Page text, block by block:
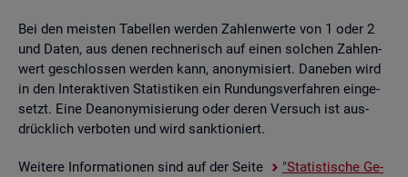
Bei den meis­ten Ta­bel­len wer­den Zah­len­wer­te von 1 oder 2
und Daten, aus denen rech­ne­risch auf einen sol­chen Zah­len­
wert ge­schlos­sen wer­den kann, an­ony­mi­siert. Da­ne­ben wird
in den In­ter­ak­ti­ven Sta­tis­ti­ken ein Run­dungs­ver­fah­ren ein­ge­
setzt. Eine De­an­ony­mi­sie­rung oder deren Ver­such ist aus­
drück­lich ver­bo­ten und wird sank­tio­niert.
Wei­te­re In­for­ma­tio­nen sind auf der Seite
"Sta­tis­ti­sche Ge­